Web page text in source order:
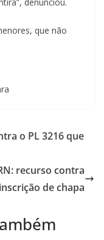
que não
o PL 3216 que
recurso contra
de chapa